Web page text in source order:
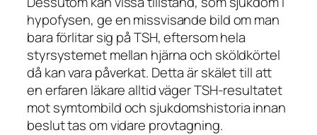
hypofysen, ge en missvisande bild om man
bara förlitar sig på TSH, eftersom hela
styrsystemet mellan hjärna och sköldkörtel
då kan vara påverkat. Detta är skälet till att
en erfaren läkare alltid väger TSH-resultatet
mot symtombild och sjukdomshistoria innan
beslut tas om vidare provtagning.